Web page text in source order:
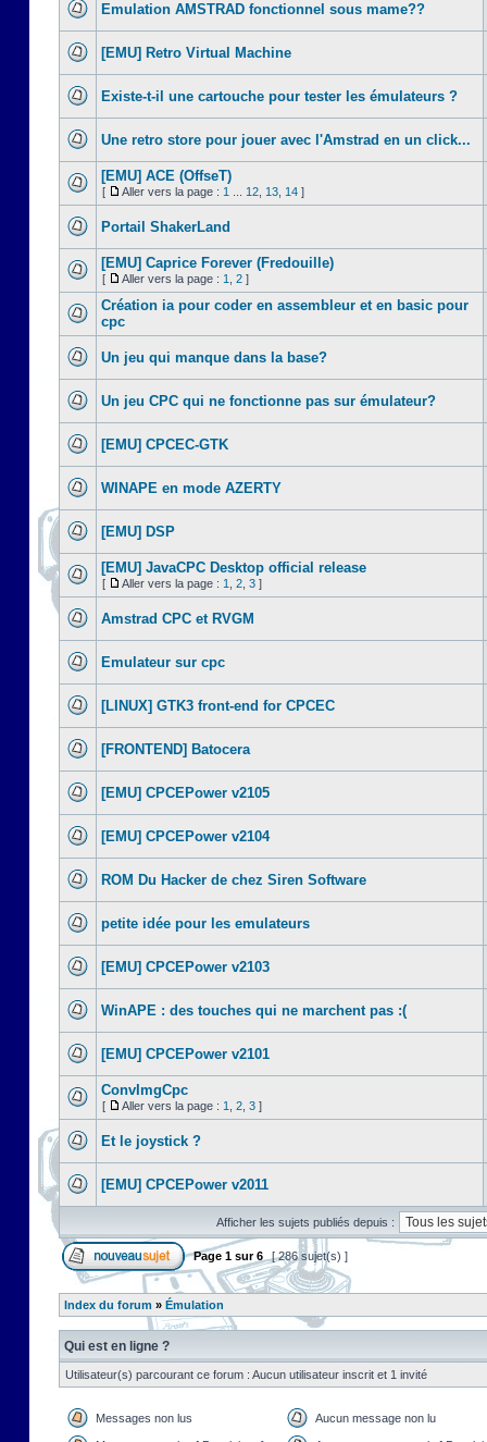
Emulation AMSTRAD fonctionnel sous mame??
[EMU] Retro Virtual Machine
Existe-t-il une cartouche pour tester les émulateurs ?
Une retro store pour jouer avec l'Amstrad en un click...
[EMU] ACE (OffseT)
[ Aller vers la page : 1 12 13 14 ]
Portail ShakerLand
[EMU] Caprice Forever (Fredouille)
[ Aller vers la page : 1 2 ]
Création ia pour coder en assembleur et en basic pour
cpc
Un jeu qui manque dans la base?
Un jeu CPC qui ne fonctionne pas sur émulateur?
[EMU] CPCEC-GTK
WINAPE en mode AZERTY
[EMU] DSP
[EMU] JavaCPC Desktop official release
[ Aller vers la page : 1 2 3 ]
Amstrad CPC et RVGM
Emulateur sur cpc
[LINUX] GTK3 front-end for CPCEC
[FRONTEND] Batocera
[EMU] CPCEPower v2105
[EMU] CPCEPower v2104
ROM Du Hacker de chez Siren Software
petite idée pour les emulateurs
[EMU] CPCEPower v2103
WinAPE : des touches qui ne marchent pas :(
[EMU] CPCEPower v2101
ConvImgCpc
[ Aller vers la page : 1 2 3 ]
Et le joystick ?
[EMU] CPCEPower v2011
Afficher les sujets publiés depuis :
Page 1 sur6 [ 286 sujet(s) ]
Index du forum » Émulation
Qui est en ligne ?
Utilisateur(s) parcourant ce forum : Aucun utilisateur inscrit et 1 invité
Messages non lus Aucun message non lu